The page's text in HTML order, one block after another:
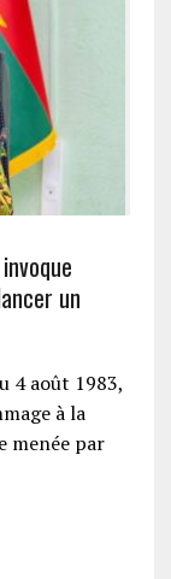
un
4 août 1983,
à la
menée par